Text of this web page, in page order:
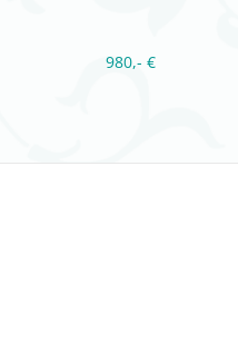
980,- €